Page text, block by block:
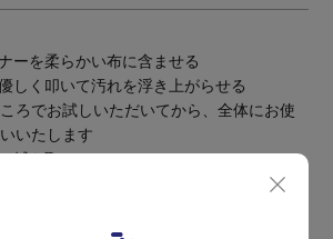
ーを柔らかい布に含ませる
しく叩いて汚れを浮き上がらせる
ろでお試しいただいてから、全体にお使
いたします
拭き取る